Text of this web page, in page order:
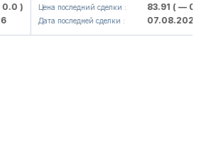
Цена последний сделки : 83.91 ( — 0.0 )
Дата последней сделки : 07.08.2026